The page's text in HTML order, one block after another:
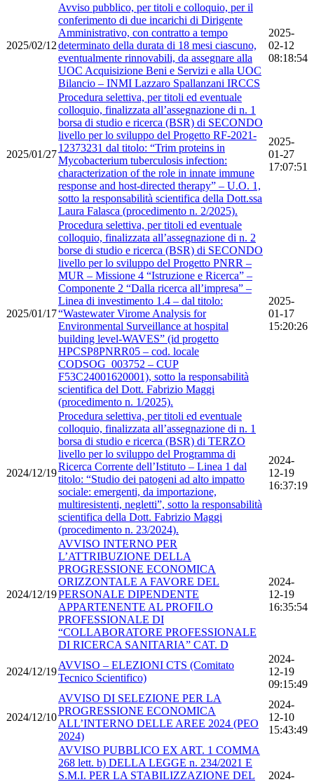
2025/02/12
Avviso pubblico, per titoli e colloquio, per il
conferimento di due incarichi di Dirigente
Amministrativo, con contratto a tempo
determinato della durata di 18 mesi ciascuno,
eventualmente rinnovabili, da assegnare alla
UOC Acquisizione Beni e Servizi e alla UOC
Bilancio – INMI Lazzaro Spallanzani IRCCS
2025-
02-12
08:18:54
2025/01/27
Procedura selettiva, per titoli ed eventuale
colloquio, finalizzata all’assegnazione di n. 1
borsa di studio e ricerca (BSR) di SECONDO
livello per lo sviluppo del Progetto RF-2021-
12373231 dal titolo: “Trim proteins in
Mycobacterium tuberculosis infection:
characterization of the role in innate immune
response and host-directed therapy” – U.O. 1,
sotto la responsabilità scientifica della Dott.ssa
Laura Falasca (procedimento n. 2/2025).
2025-
01-27
17:07:51
2025/01/17
Procedura selettiva, per titoli ed eventuale
colloquio, finalizzata all’assegnazione di n. 2
borse di studio e ricerca (BSR) di SECONDO
livello per lo sviluppo del Progetto PNRR –
MUR – Missione 4 “Istruzione e Ricerca” –
Componente 2 “Dalla ricerca all’impresa” –
Linea di investimento 1.4 – dal titolo:
“Wastewater Virome Analysis for
Environmental Surveillance at hospital
building level-WAVES” (id progetto
HPCSP8PNRR05 – cod. locale
CODSOG_003752 – CUP
F53C24001620001), sotto la responsabilità
scientifica del Dott. Fabrizio Maggi
(procedimento n. 1/2025).
2025-
01-17
15:20:26
2024/12/19
Procedura selettiva, per titoli ed eventuale
colloquio, finalizzata all’assegnazione di n. 1
borsa di studio e ricerca (BSR) di TERZO
livello per lo sviluppo del Programma di
Ricerca Corrente dell’Istituto – Linea 1 dal
titolo: “Studio dei patogeni ad alto impatto
sociale: emergenti, da importazione,
multiresistenti, negletti”, sotto la responsabilità
scientifica della Dott. Fabrizio Maggi
(procedimento n. 23/2024).
2024-
12-19
16:37:19
2024/12/19
AVVISO INTERNO PER
L’ATTRIBUZIONE DELLA
PROGRESSIONE ECONOMICA
ORIZZONTALE A FAVORE DEL
PERSONALE DIPENDENTE
APPARTENENTE AL PROFILO
PROFESSIONALE DI
“COLLABORATORE PROFESSIONALE
DI RICERCA SANITARIA” CAT. D
2024-
12-19
16:35:54
2024/12/19
AVVISO – ELEZIONI CTS (Comitato
Tecnico Scientifico)
2024-
12-19
09:15:49
2024/12/10
AVVISO DI SELEZIONE PER LA
PROGRESSIONE ECONOMICA
ALL’INTERNO DELLE AREE 2024 (PEO
2024)
2024-
12-10
15:43:49
AVVISO PUBBLICO EX ART. 1 COMMA
268 lett. b) DELLA LEGGE n. 234/2021 E
S.M.I. PER LA STABILIZZAZIONE DEL
2024-